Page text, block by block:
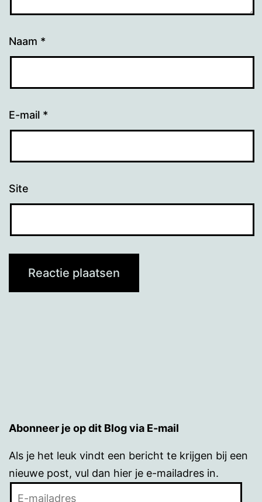
Naam *
E-mail *
Site
Abonneer je op dit Blog via E-mail
Als je het leuk vindt een bericht te krijgen bij een
nieuwe post, vul dan hier je e-mailadres in.